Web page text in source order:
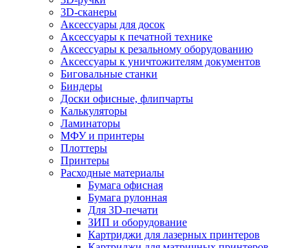
3D-сканеры
Аксессуары для досок
Аксессуары к печатной технике
Аксессуары к резальному оборудованию
Аксессуары к уничтожителям документов
Биговальные станки
Биндеры
Доски офисные, флипчарты
Калькуляторы
Ламинаторы
МФУ и принтеры
Плоттеры
Принтеры
Расходные материалы
Бумага офисная
Бумага рулонная
Для 3D-печати
ЗИП и оборудование
Картриджи для лазерных принтеров